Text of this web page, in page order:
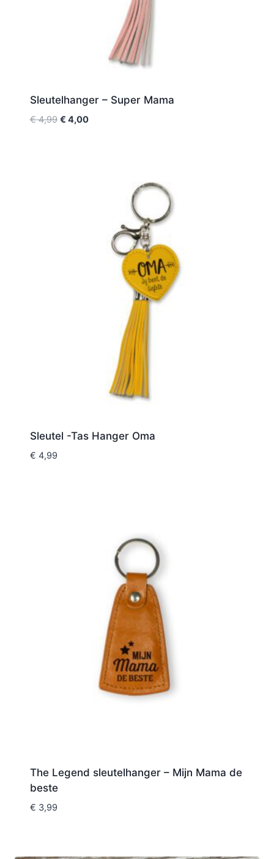
Sleutelhanger – Super Mama
€4,99 € 4,00
Sleutel -Tas Hanger Oma
€ 4,99
The Legend sleutelhanger – Mijn Mama de
beste
€ 3,99